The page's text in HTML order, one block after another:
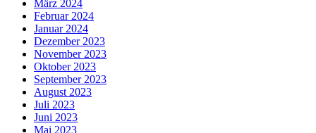
März 2024
Februar 2024
Januar 2024
Dezember 2023
November 2023
Oktober 2023
September 2023
August 2023
Juli 2023
Juni 2023
Mai 2023